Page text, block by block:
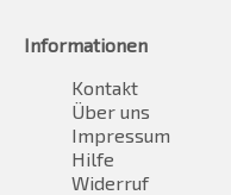
Informationen
Kontakt
Über uns
Impressum
Hilfe
Widerruf